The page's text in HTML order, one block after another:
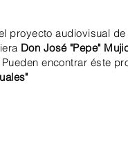
proyecto audiovisual
Don José "Pepe"
encontrar éste